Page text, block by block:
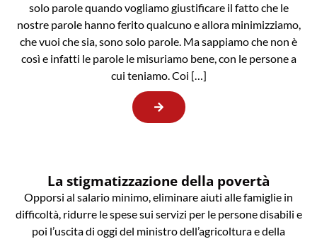
solo parole quando vogliamo giustificare il fatto che le
nostre parole hanno ferito qualcuno e allora minimizziamo,
che vuoi che sia, sono solo parole. Ma sappiamo che non è
così e infatti le parole le misuriamo bene, con le persone a
cui teniamo. Coi […]
La stigmatizzazione della povertà
Opporsi al salario minimo, eliminare aiuti alle famiglie in
difficoltà, ridurre le spese sui servizi per le persone disabili e
poi l’uscita di oggi del ministro dell’agricoltura e della